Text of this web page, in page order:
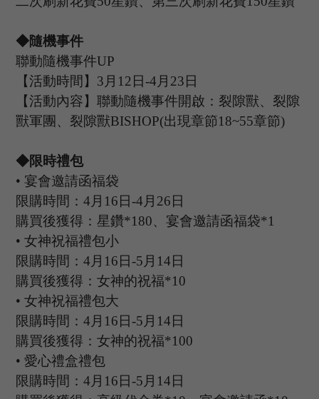
◆隨機事件
聯動隨機事件UP
【活動時間】 3月 12 日-4月 23 日
【活動內容】聯動隨機事件開啟：裂隙獸、裂隙
獸軍團、裂隙獸BISHOP(出現章節18~55章節)
◆限時禮包
• 宴會邀請函福袋
限購時間：4月 16 日-4月 26 日
購買後獲得：星鑽*180、宴會邀請函福袋*1
• 女神祝福禮包小
限購時間：4月 16 日-5月 14 日
購買後獲得：女神的祝福*10
• 女神祝福禮包大
限購時間：4月 16 日-5月 14 日
購買後獲得：女神的祝福*100
• 愛心禮盒禮包
限購時間：4月16日-5月14日